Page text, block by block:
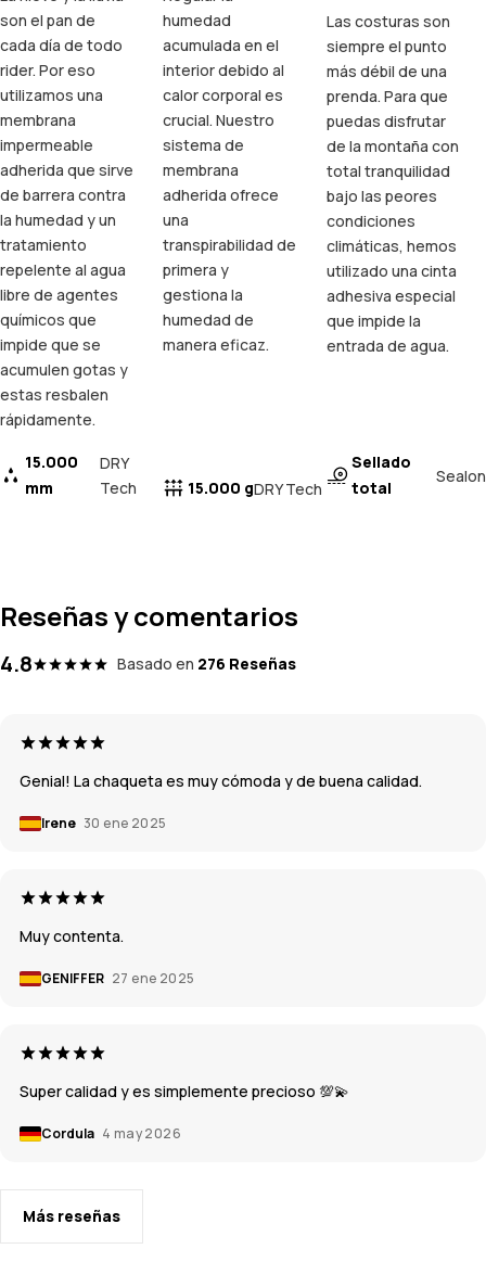
son el pan de
cada día de todo
rider. Por eso
utilizamos una
membrana
impermeable
adherida que sirve
de barrera contra
la humedad y un
tratamiento
repelente al agua
libre de agentes
químicos que
impide que se
acumulen gotas y
estas resbalen
rápidamente.
15.000
mm
DRY
Tech
humedad
acumulada en el
interior debido al
calor corporal es
crucial. Nuestro
sistema de
membrana
adherida ofrece
una
transpirabilidad de
primera y
gestiona la
humedad de
manera eficaz.
15.000 gDRY Tech
Las costuras son
siempre el punto
más débil de una
prenda. Para que
puedas disfrutar
de la montaña con
total tranquilidad
bajo las peores
condiciones
climáticas, hemos
utilizado una cinta
adhesiva especial
que impide la
entrada de agua.
Sellado
total
Sealon
Reseñas y comentarios
4.8 Basado en 276 Reseñas
Genial! La chaqueta es muy cómoda y de buena calidad.
Irene 30 ene 2025
Muy contenta.
GENIFFER 27 ene 2025
Super calidad y es simplemente precioso 💯💫
Cordula 4 may 2026
Más reseñas